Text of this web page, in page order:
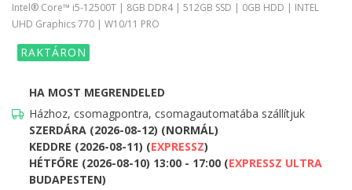
Intel® Core™ i5-12500T | 8GB DDR4 | 512GB SSD | 0GB HDD | INTEL
UHD Graphics 770 | W10/11 PRO
RAKTÁRON
HA MOST MEGRENDELED
Házhoz, csomagpontra, csomagautomatába szállítjuk
SZERDÁRA (2026-08-12) (NORMÁL)
KEDDRE (2026-08-11) (EXPRESSZ)
HÉTFŐRE (2026-08-10) 13:00 - 17:00 (EXPRESSZ ULTRA
BUDAPESTEN)